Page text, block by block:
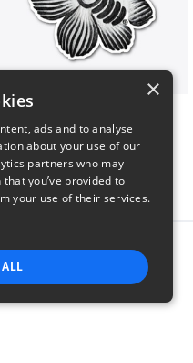
$7
product
×
ads and to analyse
about your use of our
partners who may
you’ve provided to
your use of their services.
ALL
PERFORMANCE